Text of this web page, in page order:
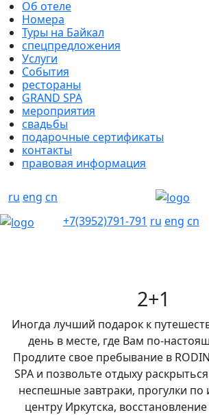
Об отеле
Номера
Туры на Байкал
спецпредложения
Услуги
События
рестораны
GRAND SPA
мероприятия
свадьбы
подарочные сертификаты
контакты
правовая информация
ru eng cn
+7(3952)791-791 ru eng cn
2+1
Иногда лучший подарок к
день в месте, где Вам по-
Продлите свое пребывание в
SPA и позвольте отдыху
неспешные завтраки, прогулки по
центру Иркутска,